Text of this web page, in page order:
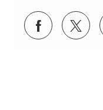
Dela via